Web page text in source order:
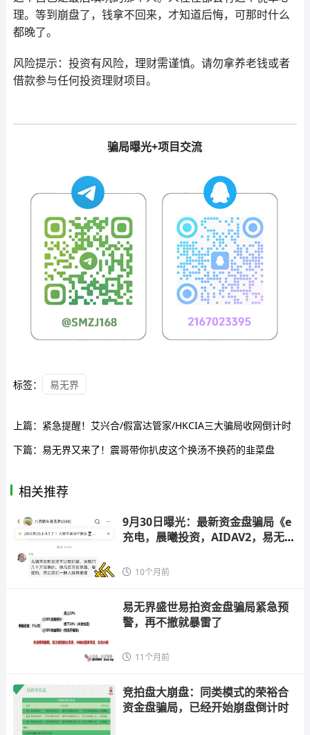
理。等到崩盘了，钱拿不回来，才知道后悔，可那时什么
都晚了。
风险提示：投资有风险，理财需谨慎。请勿拿养老钱或者
借款参与任何投资理财项目。
骗局曝光+项目交流
标签： 易无界
上篇： 紧急提醒！艾兴合/假富达管家/HKCIA三大骗局收网倒计时
下篇： 易无界又来了！震哥带你扒皮这个换汤不换药的韭菜盘
相关推荐
9月30日曝光：最新资金盘骗局《e
充电，晨曦投资，AIDAV2，易无
10个月前
易无界盛世易拍资金盘骗局紧急预
警，再不撤就暴雷了
11个月前
竞拍盘大崩盘：同类模式的荣裕合
资金盘骗局，已经开始崩盘倒计时